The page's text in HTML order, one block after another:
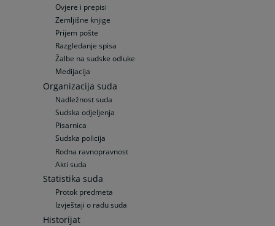
Ovjere i prepisi
Zemljišne knjige
Prijem pošte
Razgledanje spisa
Žalbe na sudske odluke
Medijacija
Organizacija suda
Nadležnost suda
Sudska odjeljenja
Pisarnica
Sudska policija
Rodna ravnopravnost
Akti suda
Statistika suda
Protok predmeta
Izvještaji o radu suda
Historijat